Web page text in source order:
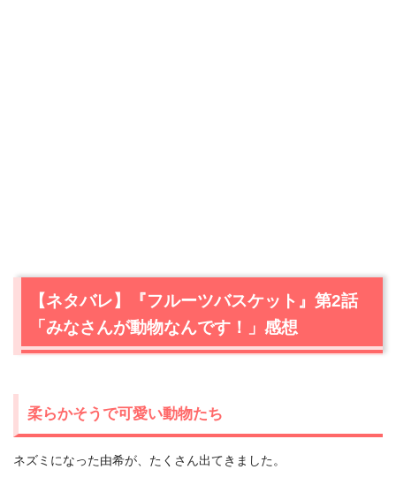
【ネタバレ】『フルーツバスケット』第2話
「みなさんが動物なんです！」感想
柔らかそうで可愛い動物たち
ネズミになった由希が、たくさん出てきました。